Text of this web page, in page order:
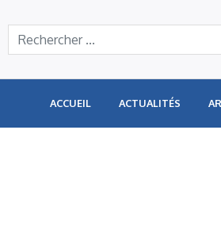
ACCUEIL ACTUALITÉS